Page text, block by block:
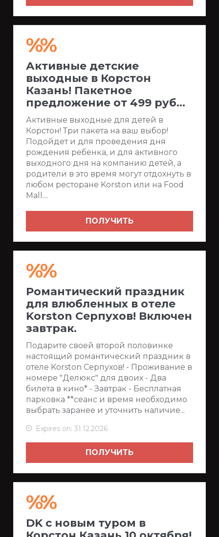
%%
Активные детские
выходные в Корстон
Казань! Пакетное
предложение от 499 руб...
Активные выходные для детей в
Корстон! Три пакета на ваш выбор!
Подойдет и для проведения дня
рождения ребенка, и для активного
выходного дня на компанию детей, а
родители в это время могут отдохнуть в
любом ресторане Korston или на Food
Mall....
ПОЛУЧИТЬ
%%
Романтический праздник
для влюбленных в отеле
Korston Серпухов! Включен
завтрак.
Подарите своей второй половинке
настоящий романтический праздник в
отеле Korston Серпухов! - Проживание в
номере "Делюкс" для двоих - Два
билета в кино* - Завтрак - Бесплатная
парковка **сеанс и время необходимо
выбрать заранее и уточнить наличие...
Expires on: 31.12.2026
ПОЛУЧИТЬ
%%
DK с новым туром в